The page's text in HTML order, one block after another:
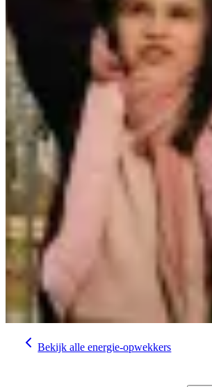
Bekijk alle energie-opwekkers